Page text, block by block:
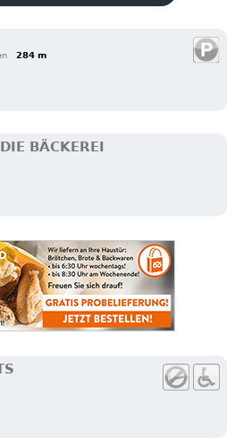
284 m
BÄCKEREI